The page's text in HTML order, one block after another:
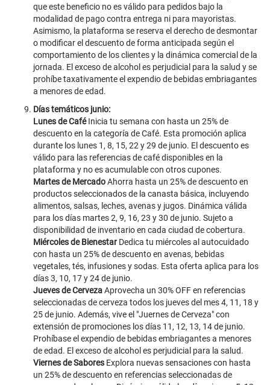
que este beneficio no es válido para pedidos bajo la
modalidad de pago contra entrega ni para mayoristas.
Asimismo, la plataforma se reserva el derecho de desmontar
o modificar el descuento de forma anticipada según el
comportamiento de los clientes y la dinámica comercial de la
jornada. El exceso de alcohol es perjudicial para la salud y se
prohíbe taxativamente el expendio de bebidas embriagantes
a menores de edad.
Días temáticos junio:
Lunes de CaféInicia tu semana con hasta un 25% de
descuento en la categoría de Café. Esta promoción aplica
durante los lunes 1, 8, 15, 22 y 29 de junio. El descuento es
válido para las referencias de café disponibles en la
plataforma y no es acumulable con otros cupones.
Martes de MercadoAhorra hasta un 25% de descuento en
productos seleccionados de la canasta básica, incluyendo
alimentos, salsas, leches, avenas y jugos. Dinámica válida
para los días martes 2, 9, 16, 23 y 30 de junio. Sujeto a
disponibilidad de inventario en cada ciudad de cobertura.
Miércoles de Bienestar Dedica tu miércoles al autocuidado
con hasta un 25% de descuento en avenas, bebidas
vegetales, tés, infusiones y sodas. Esta oferta aplica para los
días 3, 10, 17 y 24 de junio.
Jueves de CervezaAprovecha un 30% OFF en referencias
seleccionadas de cerveza todos los jueves del mes 4, 11, 18 y
25 de junio. Además, vive el "Juernes de Cerveza" con
extensión de promociones los días 11, 12, 13, 14 de junio.
Prohíbase el expendio de bebidas embriagantes a menores
de edad. El exceso de alcohol es perjudicial para la salud.
Viernes de Sabores Explora nuevas sensaciones con hasta
un 25% de descuento en referencias seleccionadas de